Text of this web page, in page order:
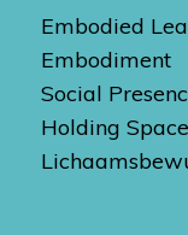
Embodied
Embodiment
Social
Holding Space